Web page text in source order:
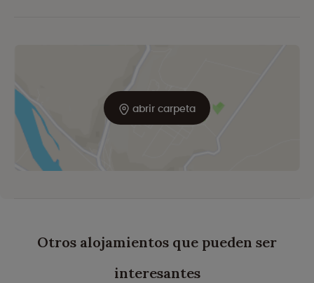
abrir carpeta
Otros alojamientos que pueden ser
interesantes